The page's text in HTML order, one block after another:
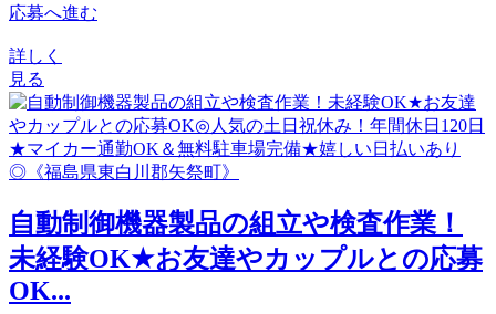
応募へ進む
詳しく
見る
自動制御機器製品の組立や検査作業！
未経験OK★お友達やカップルとの応募
OK...